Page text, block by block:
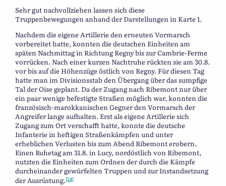
Sehr gut nachvollziehen lassen sich diese
Truppenbewegungen anhand der Darstellungen in Karte 1.
Nachdem die eigene Artillerie den erneuten Vormarsch
vorbereitet hatte, konnten die deutschen Einheiten am
späten Nachmittag in Richtung Regny bis zur Cambrie-Ferme
vorrücken. Nach einer kurzen Nachtruhe rückten sie am 30.8.
vor bis auf die Höhenzüge östlich von Regny. Für diesen Tag
hatte man im Divisionsstab den Übergang über das sumpfige
Tal der Oise geplant. Da der Zugang nach Ribemont nur über
ein paar wenige befestigte Straßen möglich war, konnten die
französisch-marokkanischen Gegner den Vormarsch der
Angreifer lange aufhalten. Erst als eigene Artillerie sich
Zugang zum Ort verschafft hatte, konnte die deutsche
Infanterie in heftigen Straßenkämpfen und unter
erheblichen Verlusten bis zum Abend Ribemont erobern.
Einen Ruhetag am 31.8. in Lucy, nordöstlich von Ribemont,
nutzten die Einheiten zum Ordnen der durch die Kämpfe
durcheinander gewürfelten Truppen und zur Instandsetzung
der Ausrüstung.[24]